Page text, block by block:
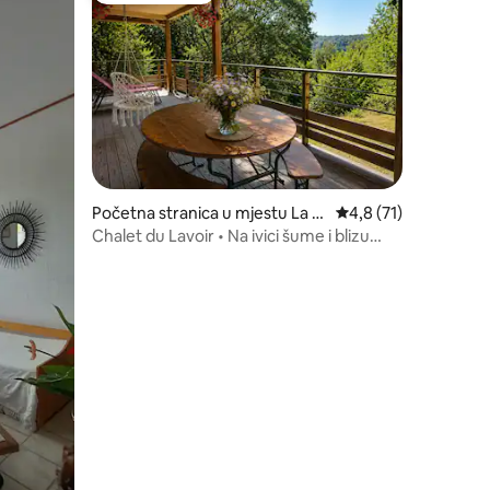
Početna stranica u mjestu La P
etite-Pierre
prosječna ocjena
4,8 (71)
Chalet du Lavoir • Na ivici šume i blizu